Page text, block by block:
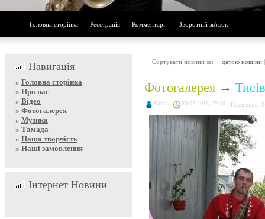
Головна сторінка Реєстрація Комментарі Зворотній зв'язок
Навигація
» Головна сторінка
» Про нас
» Відео
» Фотогалерея
» Музика
» Тамада
» Наша творчість
» Наші замовлення
Інтернет Новини
Сортувати новини за: датою новини
Фотогалерея →
Sasha 20-02-2015, 22:05 Переглядів: